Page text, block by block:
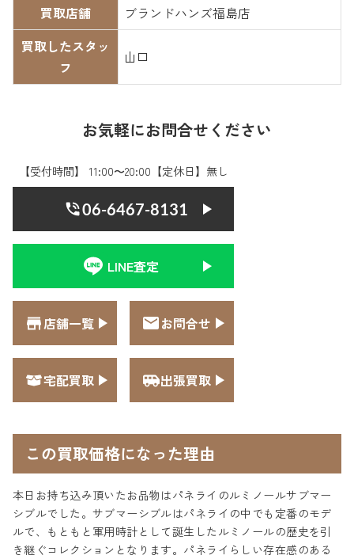
買取店舗
ブランドハンズ福島店
買取したスタッ
フ
山口
お気軽にお問合せください
【受付時間】 11:00〜20:00【定休日】無し
06-6467-8131
LINE査定
店舗一覧 お問合せ
宅配買取 出張買取
この買取価格になった理由
本日お持ち込み頂いたお品物はパネライのルミノールサブマー
シブルでした。サブマーシブルはパネライの中でも定番のモデ
ルで、もともと軍用時計として誕生したルミノールの歴史を引
き継ぐコレクションとなります。パネライらしい存在感のある